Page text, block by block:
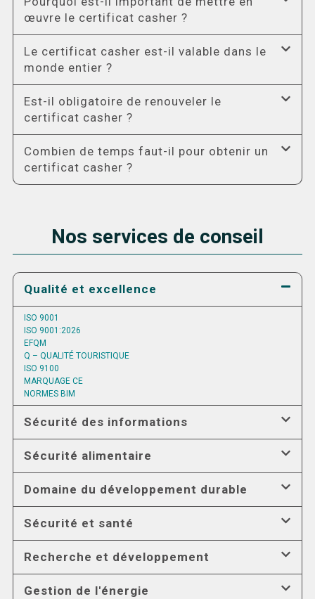
œuvre le certificat casher ?
Le certificat casher est-il valable dans le
monde entier ?
Est-il obligatoire de renouveler le
certificat casher ?
Combien de temps faut-il pour obtenir un
certificat casher ?
Nos services de conseil
Qualité et excellence
ISO 9001
ISO 9001:2026
EFQM
Q – QUALITÉ TOURISTIQUE
ISO 9100
MARQUAGE CE
NORMES BIM
Sécurité des informations
Sécurité alimentaire
Domaine du développement durable
Sécurité et santé
Recherche et développement
Gestion de l'énergie